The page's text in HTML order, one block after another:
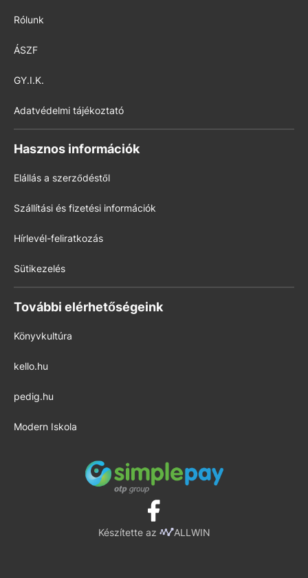
Rólunk
ÁSZF
GY.I.K.
Adatvédelmi tájékoztató
Hasznos információk
Elállás a szerződéstől
Szállítási és fizetési információk
Hírlevél-feliratkozás
Sütikezelés
További elérhetőségeink
Könyvkultúra
kello.hu
pedig.hu
Modern Iskola
Készítette az ALLWIN